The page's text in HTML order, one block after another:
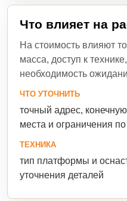
Что влияет на
На стоимость влияют
масса, доступ к
необходимость
ЧТО УТОЧНИТЬ
точный адрес,
места и ограничения
ТЕХНИКА
тип платформы и
уточнения деталей